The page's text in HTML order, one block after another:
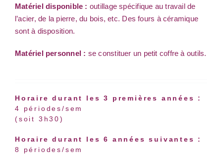
Matériel disponible : outillage spécifique au travail de
l’acier, de la pierre, du bois, etc. Des fours à céramique
sont à disposition.
Matériel personnel : se constituer un petit coffre à outils.
Horaire durant les 3 premières années :
4 périodes/sem
(soit 3h30)
Horaire durant les 6 années suivantes :
8 périodes/sem